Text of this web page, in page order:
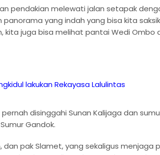
pendakian melewati jalan setapak
yang indah yang bisa kita
kita juga bisa melihat pantai Wedi Ombo
lakukan Rekayasa Lalulintas
disinggahi Sunan Kalijaga dan
Gandok.
pak Slamet, yang sekaligus menjaga